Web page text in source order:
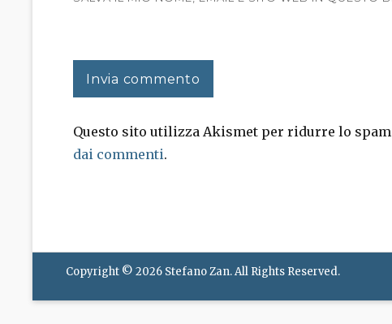
Questo sito utilizza Akismet per ridurre lo
dai commenti.
Copyright © 2026 Stefano Zan. All Rights Reserved.